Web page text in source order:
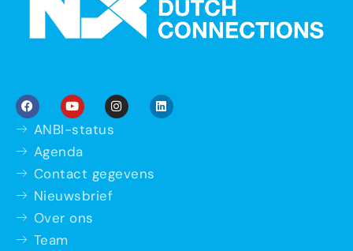
ANBI-status
Agenda
Contact gegevens
Nieuwsbrief
Over ons
Team